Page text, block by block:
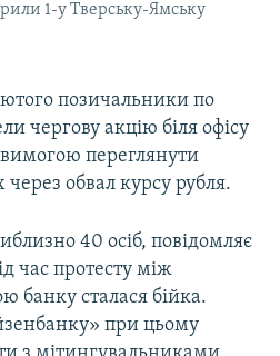
1-у Тверську-Ямську
позичальники по
чергову акцію біля офісу
переглянути
обвал курсу рубля.
40 осіб, повідомляє
час протесту між
банку сталася бійка.
при цьому